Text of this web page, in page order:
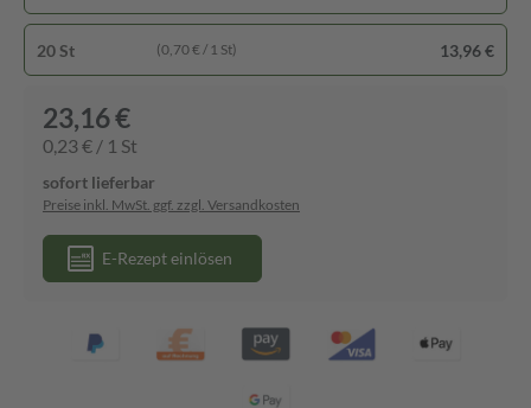
20 St (0,70 € / 1 St) 13,96 €
23,16 €
0,23 € / 1 St
sofort lieferbar
Preise inkl. MwSt. ggf. zzgl. Versandkosten
E-Rezept einlösen